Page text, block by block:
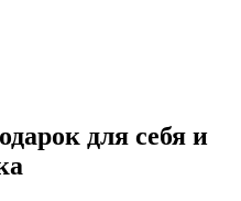
для себя и